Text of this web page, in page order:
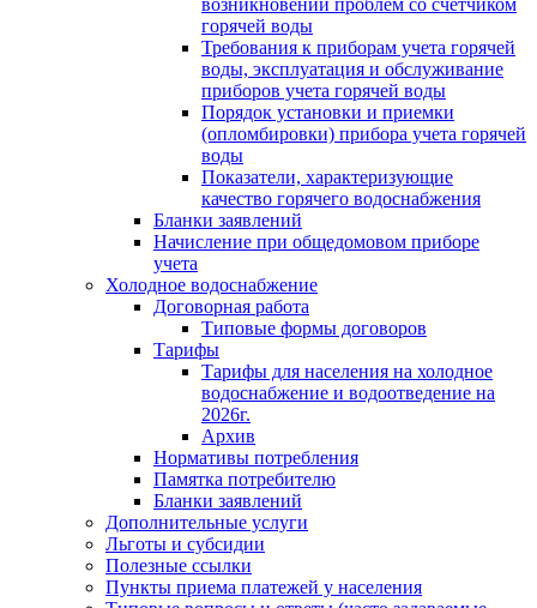
возникновении проблем со счетчиком
горячей воды
Требования к приборам учета горячей
воды, эксплуатация и обслуживание
приборов учета горячей воды
Порядок установки и приемки
(опломбировки) прибора учета горячей
воды
Показатели, характеризующие
качество горячего водоснабжения
Бланки заявлений
Начисление при общедомовом приборе
учета
Холодное водоснабжение
Договорная работа
Типовые формы договоров
Тарифы
Тарифы для населения на холодное
водоснабжение и водоотведение на
2026г.
Архив
Нормативы потребления
Памятка потребителю
Бланки заявлений
Дополнительные услуги
Льготы и субсидии
Полезные ссылки
Пункты приема платежей у населения